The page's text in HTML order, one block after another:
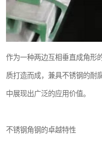
作为一种两边互相垂直成角形
质打造而成，兼具不锈钢的耐
中展现出广泛的应用价值。
不锈钢角钢的卓越特性